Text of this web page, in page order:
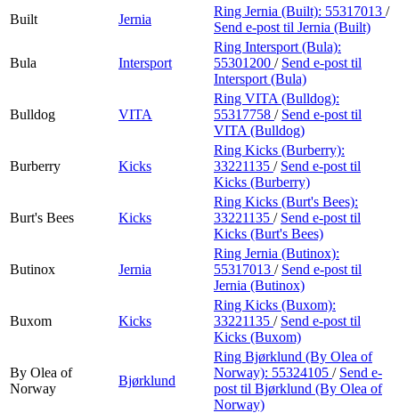
Built
Jernia
Ring Jernia (Built): 55317013 /
Send e-post til Jernia (Built)
Bula Intersport
Ring Intersport (Bula):
55301200 / Send e-post til
Intersport (Bula)
Bulldog VITA
Ring VITA (Bulldog):
55317758 / Send e-post til
VITA (Bulldog)
Burberry Kicks
Ring Kicks (Burberry):
33221135 / Send e-post til
Kicks (Burberry)
Burt's Bees Kicks
Ring Kicks (Burt's Bees):
33221135 / Send e-post til
Kicks (Burt's Bees)
Butinox Jernia
Ring Jernia (Butinox):
55317013 / Send e-post til
Jernia (Butinox)
Buxom Kicks
Ring Kicks (Buxom):
33221135 / Send e-post til
Kicks (Buxom)
By Olea of
Norway
Bjørklund
Ring Bjørklund (By Olea of
Norway): 55324105 / Send e-
post til Bjørklund (By Olea of
Norway)